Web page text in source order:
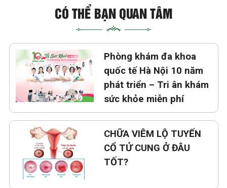
CÓ THỂ BẠN QUAN TÂM
Phòng khám đa khoa
quốc tế Hà Nội 10 năm
phát triển – Tri ân khám
sức khỏe miễn phí
CHỮA VIÊM LỘ TUYẾN
CỔ TỬ CUNG Ở ĐÂU
TỐT?